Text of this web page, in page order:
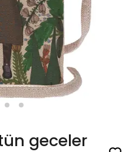
geceler